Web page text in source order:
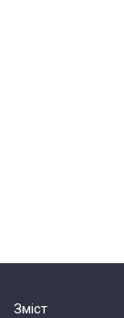
Зміст